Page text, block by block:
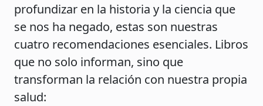
profundizar en la historia y la ciencia que
se nos ha negado, estas son nuestras
cuatro recomendaciones esenciales. Libros
que no solo informan, sino que
transforman la relación con nuestra propia
salud: